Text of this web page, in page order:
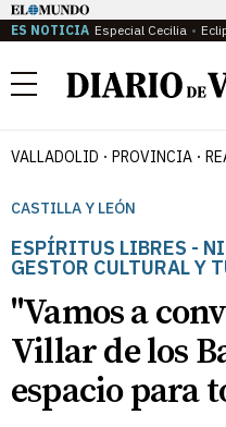
ES NOTICIA Especial Cecilia
Menú
VALLADOLID PROVINCIA
CASTILLA Y LEÓN
ESPÍRITUS LIBRES -
GESTOR CULTURAL Y
"Vamos a
Villar de los
espacio para